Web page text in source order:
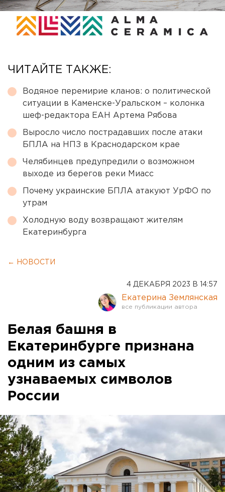
ЧИТАЙТЕ ТАКЖЕ:
Водяное перемирие кланов: о политической
ситуации в Каменске-Уральском – колонка
шеф-редактора ЕАН Артема Рябова
Выросло число пострадавших после атаки
БПЛА на НПЗ в Краснодарском крае
Челябинцев предупредили о возможном
выходе из берегов реки Миасс
Почему украинские БПЛА атакуют УрФО по
утрам
Холодную воду возвращают жителям
Екатеринбурга
← НОВОСТИ
4 ДЕКАБРЯ 2023 В 14:57
Екатерина Землянская
Белая башня в
Екатеринбурге признана
одним из самых
узнаваемых символов
России